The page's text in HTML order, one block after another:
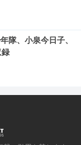
隊、小泉今日子、
録